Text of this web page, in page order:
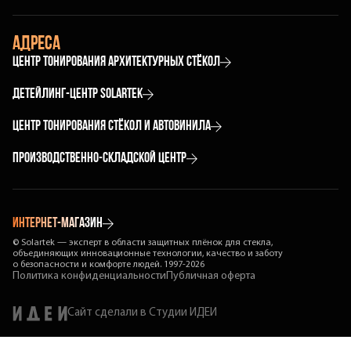
Контакты
Реклама на фасадах зданий
адреса
Центр тонирования архитектурных стёкол
Москва
+7 (499) 753-75-75
детейлинг-центр solartek
Москва
Центр тонирования стёкол и автовинила
Санкт-Петербург
Производственно-складской центр
+7 (812) 777-75-75
интернет-магазин
© Solartek — эксперт в области защитных плёнок для стекла,
объединяющих инновационные технологии, качество и заботу
о безопасности и комфорте людей. 1997-2026
Политика конфиденциальностиПубличная оферта
Сайт сделали в Студии ИДЕИ